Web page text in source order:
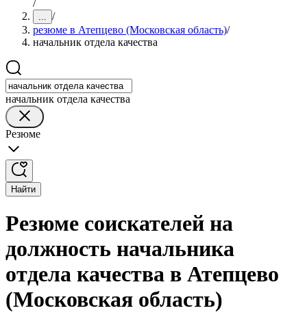
/
... /
резюме в Атепцево (Московская область)/
начальник отдела качества
начальник отдела качества
Резюме
Найти
Резюме соискателей на
должность начальника
отдела качества в Атепцево
(Московская область)